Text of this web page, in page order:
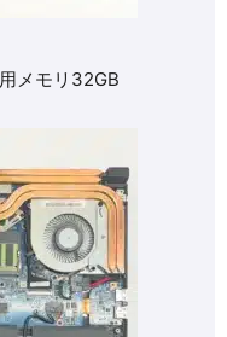
メモリ32GB